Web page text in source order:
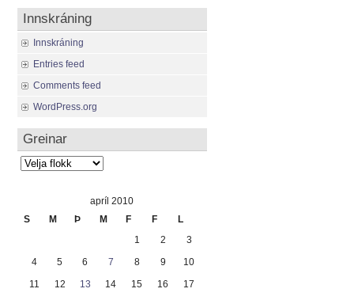
Innskráning
Innskráning
Entries feed
Comments feed
WordPress.org
Greinar
Greinar
apríl 2010
S
M Þ M F F
L
1
2
3
4
5 6 7 8 9
10
11
12 13 14 15 16
17